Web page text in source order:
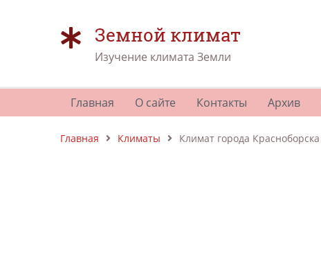
Земной климат
Изучение климата Земли
Главная О сайте Контакты Архив
Главная Климаты Климат города Красноборска